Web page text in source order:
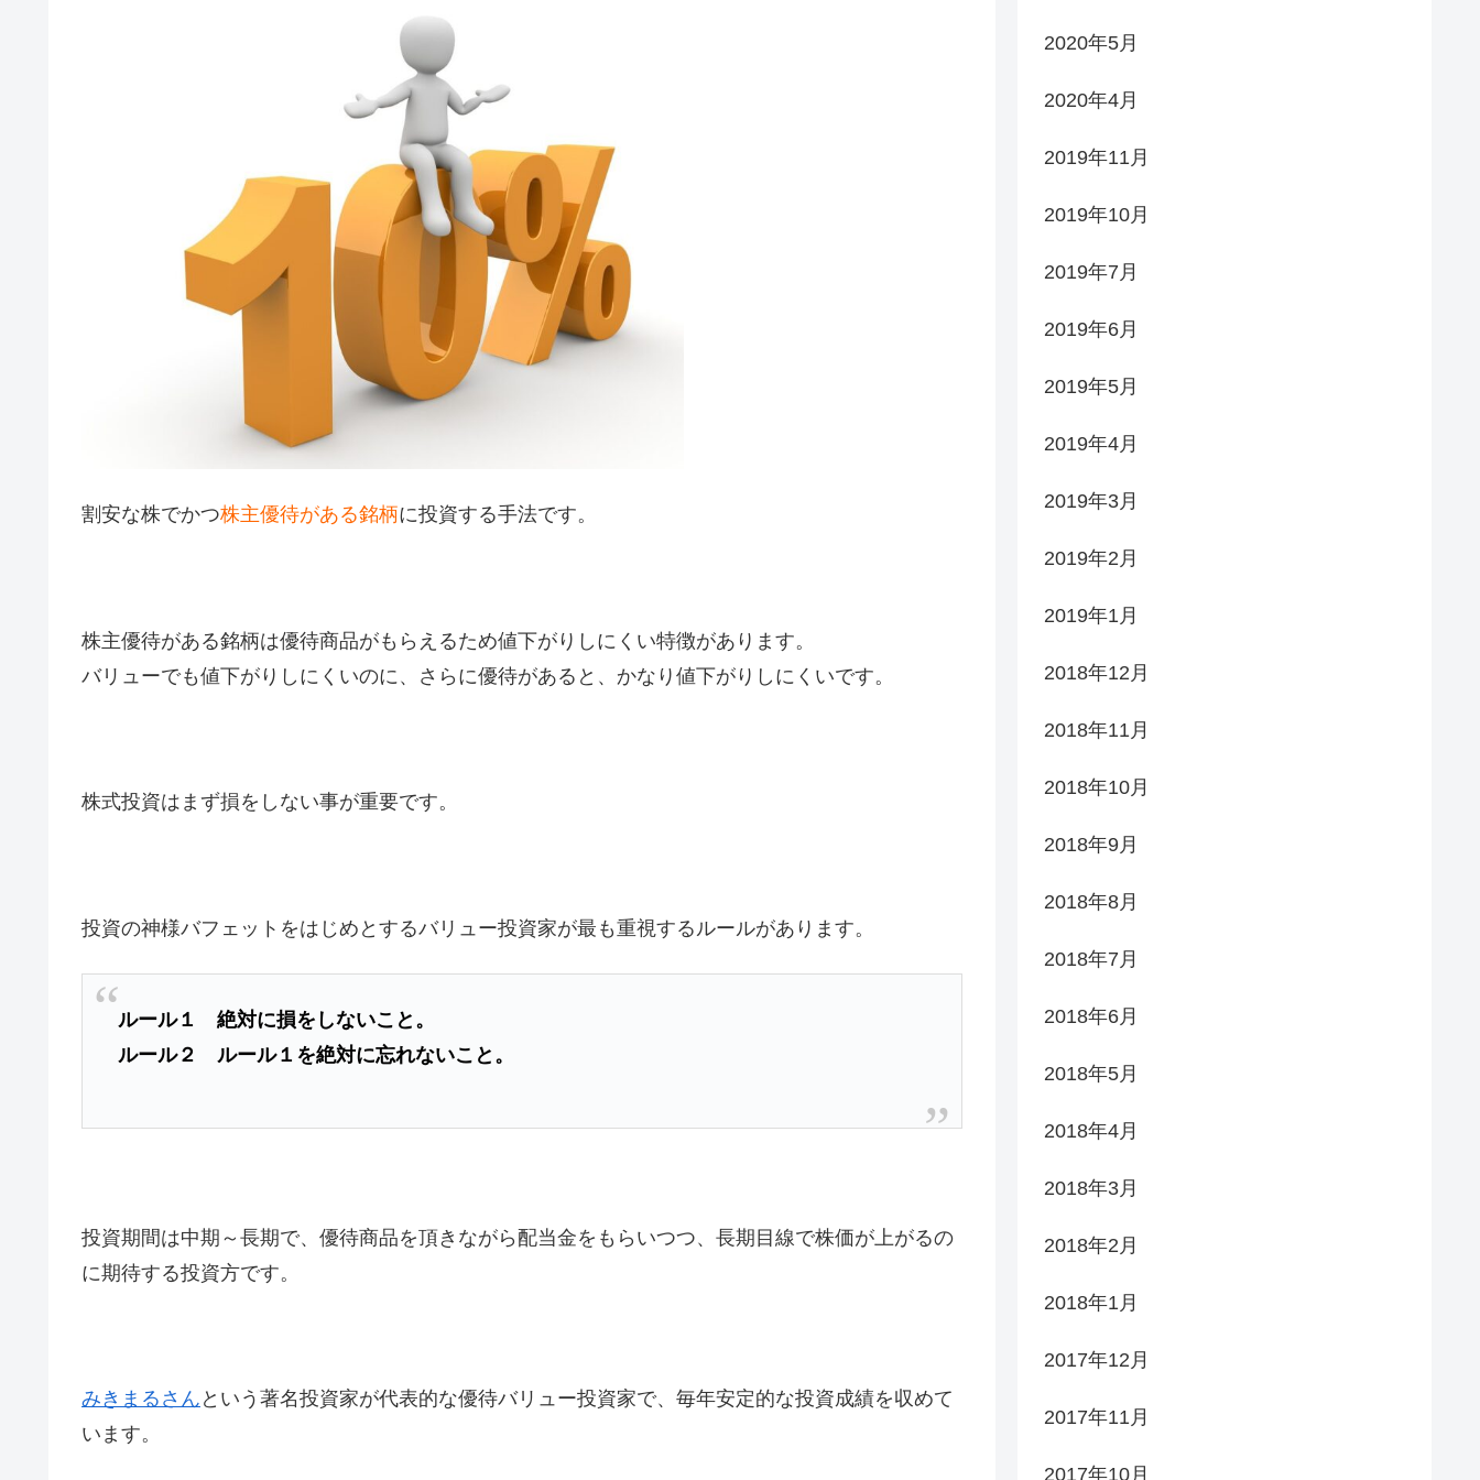
割安な株でかつ株主優待がある銘柄に投資する手法です。
株主優待がある銘柄は優待商品がもらえるため値下がりしにくい特徴があります。
バリューでも値下がりしにくいのに、さらに優待があると、かなり値下がりしにくいです。
株式投資はまず損をしない事が重要です。
投資の神様バフェットをはじめとするバリュー投資家が最も重視するルールがあります。
ルール１ 絶対に損をしないこと。
ルール２ ルール１を絶対に忘れないこと。
投資期間は中期～長期で、優待商品を頂きながら配当金をもらいつつ、長期目線で株価が上がるの
に期待する投資方です。
みきまるさん という著名投資家が代表的な優待バリュー投資家で、毎年安定的な投資成績を収めて
います。
2020年5月
2020年4月
2019年11月
2019年10月
2019年7月
2019年6月
2019年5月
2019年4月
2019年3月
2019年2月
2019年1月
2018年12月
2018年11月
2018年10月
2018年9月
2018年8月
2018年7月
2018年6月
2018年5月
2018年4月
2018年3月
2018年2月
2018年1月
2017年12月
2017年11月
2017年10月